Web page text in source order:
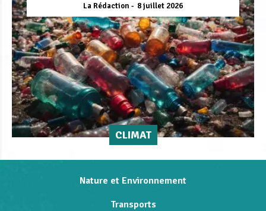
La Rédaction 8 juillet 2026
CLIMAT
Nature et Environnement
Transports